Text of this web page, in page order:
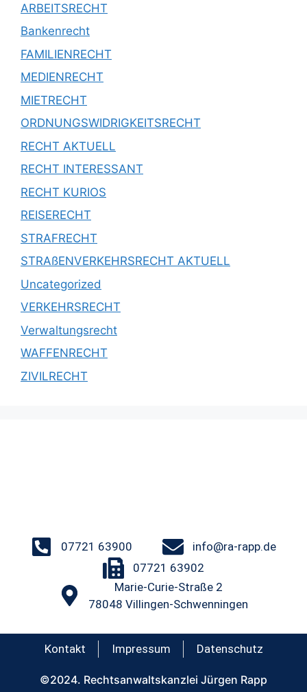
ARBEITSRECHT
Bankenrecht
FAMILIENRECHT
MEDIENRECHT
MIETRECHT
ORDNUNGSWIDRIGKEITSRECHT
RECHT AKTUELL
RECHT INTERESSANT
RECHT KURIOS
REISERECHT
STRAFRECHT
STRAßENVERKEHRSRECHT AKTUELL
Uncategorized
VERKEHRSRECHT
Verwaltungsrecht
WAFFENRECHT
ZIVILRECHT
07721 63900
info@ra-rapp.de
07721 63902
Marie-Curie-Straße 2
78048 Villingen-Schwenningen
Kontakt Impressum Datenschutz
©2024. Rechtsanwaltskanzlei Jürgen Rapp